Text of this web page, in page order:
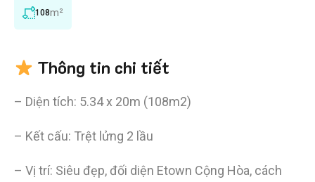
108m²
Thông tin chi tiết
– Diện tích: 5.34 x 20m (108m2)
– Kết cấu: Trệt lửng 2 lầu
– Vị trí: Siêu đẹp, đối diện Etown Cộng Hòa, cách